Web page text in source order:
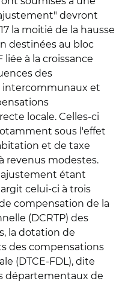
devront
la moitié de la hausse
destinées au bloc
à la croissance
des
intercommunaux et
locale. Celles-ci
sous l'effet
et de taxe
revenus modestes.
étant
celui-ci à trois
compensation de la
(DCRTP) des
la dotation de
des compensations
(DTCE-FDL), dite
départementaux de